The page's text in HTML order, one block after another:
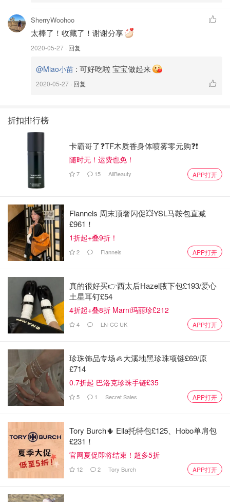
SherryWoohoo
太棒了！收藏了！谢谢分享
2020-05-27 · 回复
@Miao小苗 : 可好吃啦 宝宝做起来
2020-05-27 · 回复
折扣排行榜
卡霸哥了❓TF木质香身体喷雾零元购❓❗
随时无！运费也免！
7 15 AllBeauty APP打开
Flannels 周末顶奢闪促💥YSL马鞍包直减
£961！
1折起+叠9折！
2 Flannels APP打开
真的很好买👉西太后Hazel腋下包£193/爱心
土星耳钉£54
4折起+叠8折 Marni玛丽珍£212
4 LN-CC UK APP打开
珍珠饰品专场🦪大溪地黑珍珠项链£69/原
£714
0.7折起 巴洛克珍珠手链£35
5 1 Secret Sales APP打开
Tory Burch🌵 Ella托特包£125、Hobo单肩包
£231！
官网夏促即将结束！超多5折
12 2 Tory Burch APP打开